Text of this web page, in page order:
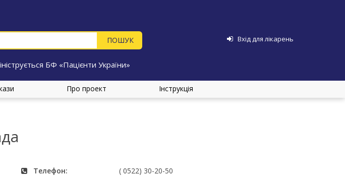
Вхід для лікарень
БФ «Пацієнти України»
Про проект Інструкція
Телефон: ( 0522) 30-20-50